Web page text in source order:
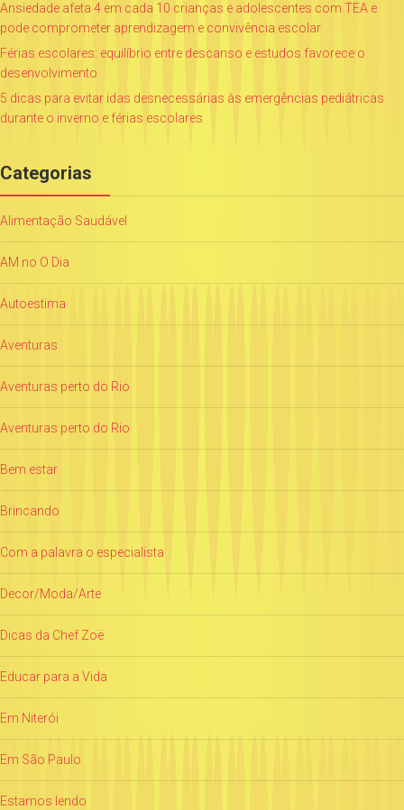
Ansiedade afeta 4 em cada 10 crianças e adolescentes com TEA e
pode comprometer aprendizagem e convivência escolar
Férias escolares: equilíbrio entre descanso e estudos favorece o
desenvolvimento
5 dicas para evitar idas desnecessárias às emergências pediátricas
durante o inverno e férias escolares
Categorias
Alimentação Saudável
AM no O Dia
Autoestima
Aventuras
Aventuras perto do Rio
Aventuras perto do Rio
Bem estar
Brincando
Com a palavra o especialista
Decor/Moda/Arte
Dicas da Chef Zoë
Educar para a Vida
Em Niterói
Em São Paulo
Estamos lendo